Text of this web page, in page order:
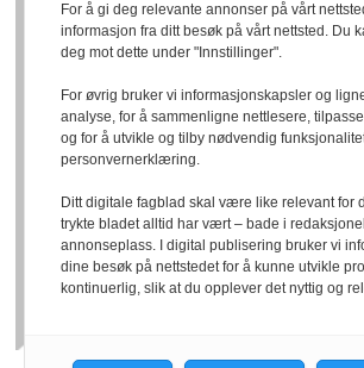
For å gi deg relevante annonser på vårt
informasjon fra ditt besøk på vårt nettsted. Du
deg mot dette under "Innstillinger".
For øvrig bruker vi informasjonskapsler og
analyse, for å sammenligne nettlesere,
og for å utvikle og tilby nødvendig
personvernerklæring.
Ditt digitale fagblad skal være like relevant for
trykte bladet alltid har vært – bade i
annonseplass. I digital publisering bruker vi
dine besøk på nettstedet for å kunne utvikle
kontinuerlig, slik at du opplever det nyttig og